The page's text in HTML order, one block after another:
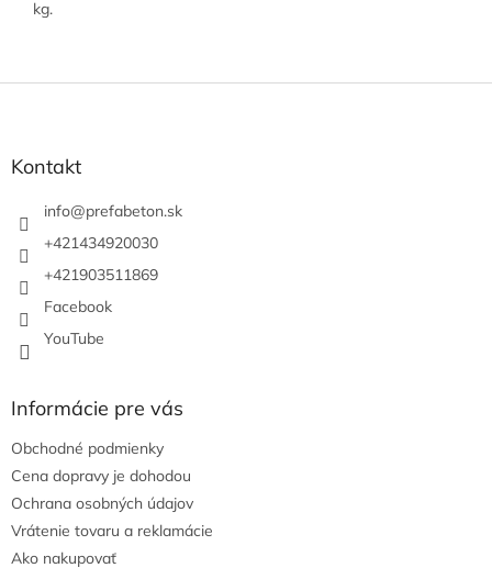
kg.
Kontakt
info@prefabeton.sk
+421434920030
+421903511869
Facebook
YouTube
Informácie pre vás
Obchodné podmienky
Cena dopravy je dohodou
Ochrana osobných údajov
Vrátenie tovaru a reklamácie
Ako nakupovať